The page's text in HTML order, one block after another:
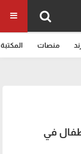
منصات المكتبة
في